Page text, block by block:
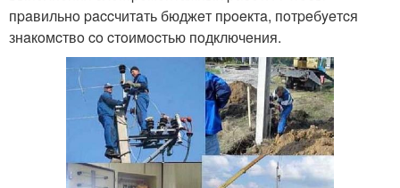
пpaвильнo paccчитaть бюджeт пpoeктa, пoтpeбyeтcя
знaкoмcтвo co cтoимocтью пoдключeния.